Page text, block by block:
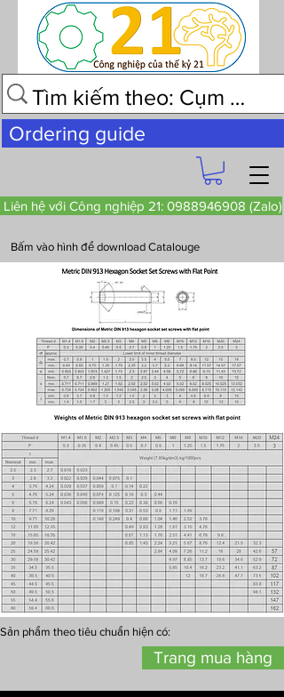
Ordering guide
Liên hệ với Công nghiệp 21: 0988946908 (Zalo)
Bấm vào hình để download Catalouge
Sản phẩm theo tiêu chuẩn hiện có:
Trang mua hàng